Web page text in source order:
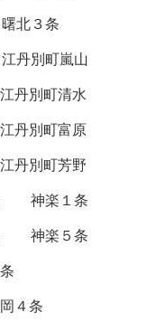
曙北３条
江丹別町嵐山
江丹別町清水
江丹別町富原
江丹別町芳野
神楽１条
神楽５条
４条